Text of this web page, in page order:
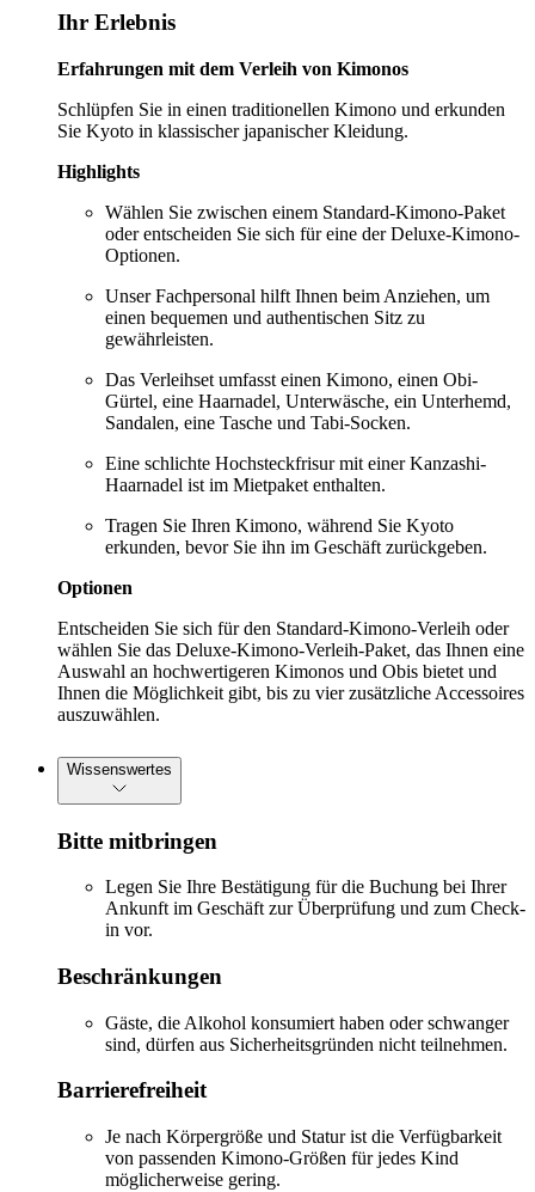
Ihr Erlebnis
Erfahrungen mit dem Verleih von Kimonos
Schlüpfen Sie in einen traditionellen Kimono und erkunden
Sie Kyoto in klassischer japanischer Kleidung.
Highlights
Wählen Sie zwischen einem Standard-Kimono-Paket
oder entscheiden Sie sich für eine der Deluxe-Kimono-
Optionen.
Unser Fachpersonal hilft Ihnen beim Anziehen, um
einen bequemen und authentischen Sitz zu
gewährleisten.
Das Verleihset umfasst einen Kimono, einen Obi-
Gürtel, eine Haarnadel, Unterwäsche, ein Unterhemd,
Sandalen, eine Tasche und Tabi-Socken.
Eine schlichte Hochsteckfrisur mit einer Kanzashi-
Haarnadel ist im Mietpaket enthalten.
Tragen Sie Ihren Kimono, während Sie Kyoto
erkunden, bevor Sie ihn im Geschäft zurückgeben.
Optionen
Entscheiden Sie sich für den Standard-Kimono-Verleih oder
wählen Sie das Deluxe-Kimono-Verleih-Paket, das Ihnen eine
Auswahl an hochwertigeren Kimonos und Obis bietet und
Ihnen die Möglichkeit gibt, bis zu vier zusätzliche Accessoires
auszuwählen.
Wissenswertes
Bitte mitbringen
Legen Sie Ihre Bestätigung für die Buchung bei Ihrer
Ankunft im Geschäft zur Überprüfung und zum Check-
in vor.
Beschränkungen
Gäste, die Alkohol konsumiert haben oder schwanger
sind, dürfen aus Sicherheitsgründen nicht teilnehmen.
Barrierefreiheit
Je nach Körpergröße und Statur ist die Verfügbarkeit
von passenden Kimono-Größen für jedes Kind
möglicherweise gering.